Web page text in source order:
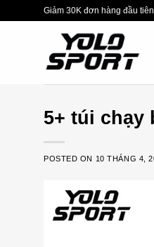
Giảm 30K đơn hàng đầu
5+ túi chạy
POSTED ON 10 THÁNG 4,